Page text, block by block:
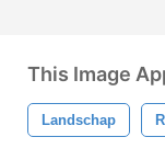
This Image
Landschap